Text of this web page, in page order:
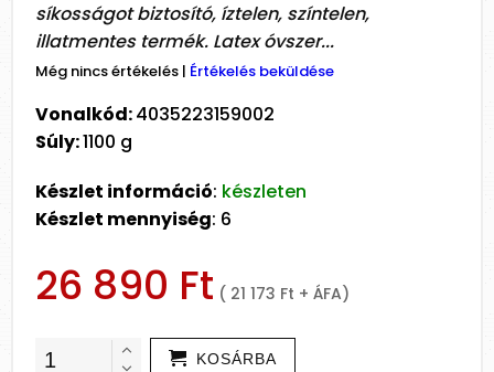
síkosságot biztosító, íztelen, színtelen,
illatmentes termék. Latex óvszer...
Még nincs értékelés | Értékelés beküldése
Vonalkód:4035223159002
Súly:1100 g
Készlet információ: készleten
Készlet mennyiség: 6
26 890 Ft ( 21 173 Ft + ÁFA)
KOSÁRBA